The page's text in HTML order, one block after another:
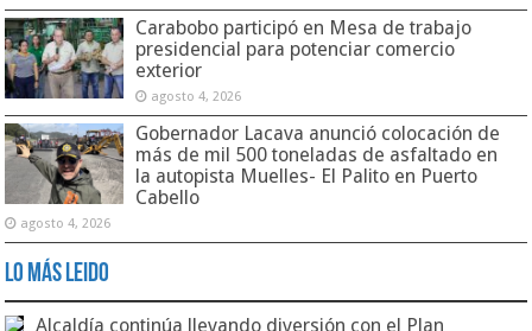
Carabobo participó en Mesa de trabajo
presidencial para potenciar comercio
exterior
agosto 4, 2026
Gobernador Lacava anunció colocación de
más de mil 500 toneladas de asfaltado en
la autopista Muelles- El Palito en Puerto
Cabello
agosto 4, 2026
Lo Más Leido
Alcaldía continúa llevando diversión con el Plan